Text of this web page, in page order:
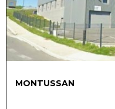
MONTUSSAN